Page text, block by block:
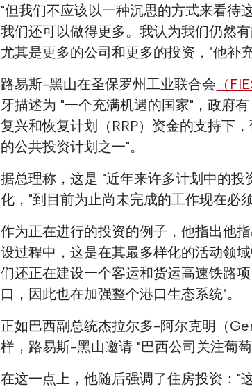
"但我们不应该以一种沉思的方式来看待
我们还可以做得更多。我认为我们仍然
尤其是更多的公司和更多的投资，"他补充
路易斯-黑山在圣保罗州工业联合会 （
牙描述为 "一个充满机遇的国家"，政府
复兴和恢复计划（RRP）资金的支持下
的公共投资计划之一"。
据总理称，这是 "近年来许多计划中的
化，"到目前为止尚未完成的工作现在必须
作为正在进行的投资的例子，他指出他
设过程中，这是在其最多样化的活动领
们还正在建设一个客运和货运高速铁路
口，因此也在加强整个港口生态系统"。
正如巴西副总统杰拉尔多-阿尔克明（
样，路易斯-黑山邀请 "巴西公司关注葡
在这一点上，他随后强调了住房投资："